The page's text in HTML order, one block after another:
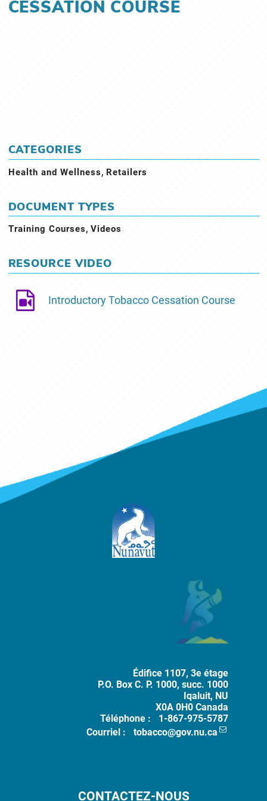
CESSATION COURSE
CATEGORIES
Health and Wellness, Retailers
DOCUMENT TYPES
Training Courses, Videos
RESOURCE VIDEO
Introductory Tobacco Cessation Course
Footer MenuCONTACTEZ-NOUS
Édifice 1107, 3e étage
P.O. Box C. P. 1000, succ. 1000
Iqaluit, NU
X0A 0H0 Canada
Téléphone :
1-867-975-5787
Courriel :
tobacco@gov.nu.ca